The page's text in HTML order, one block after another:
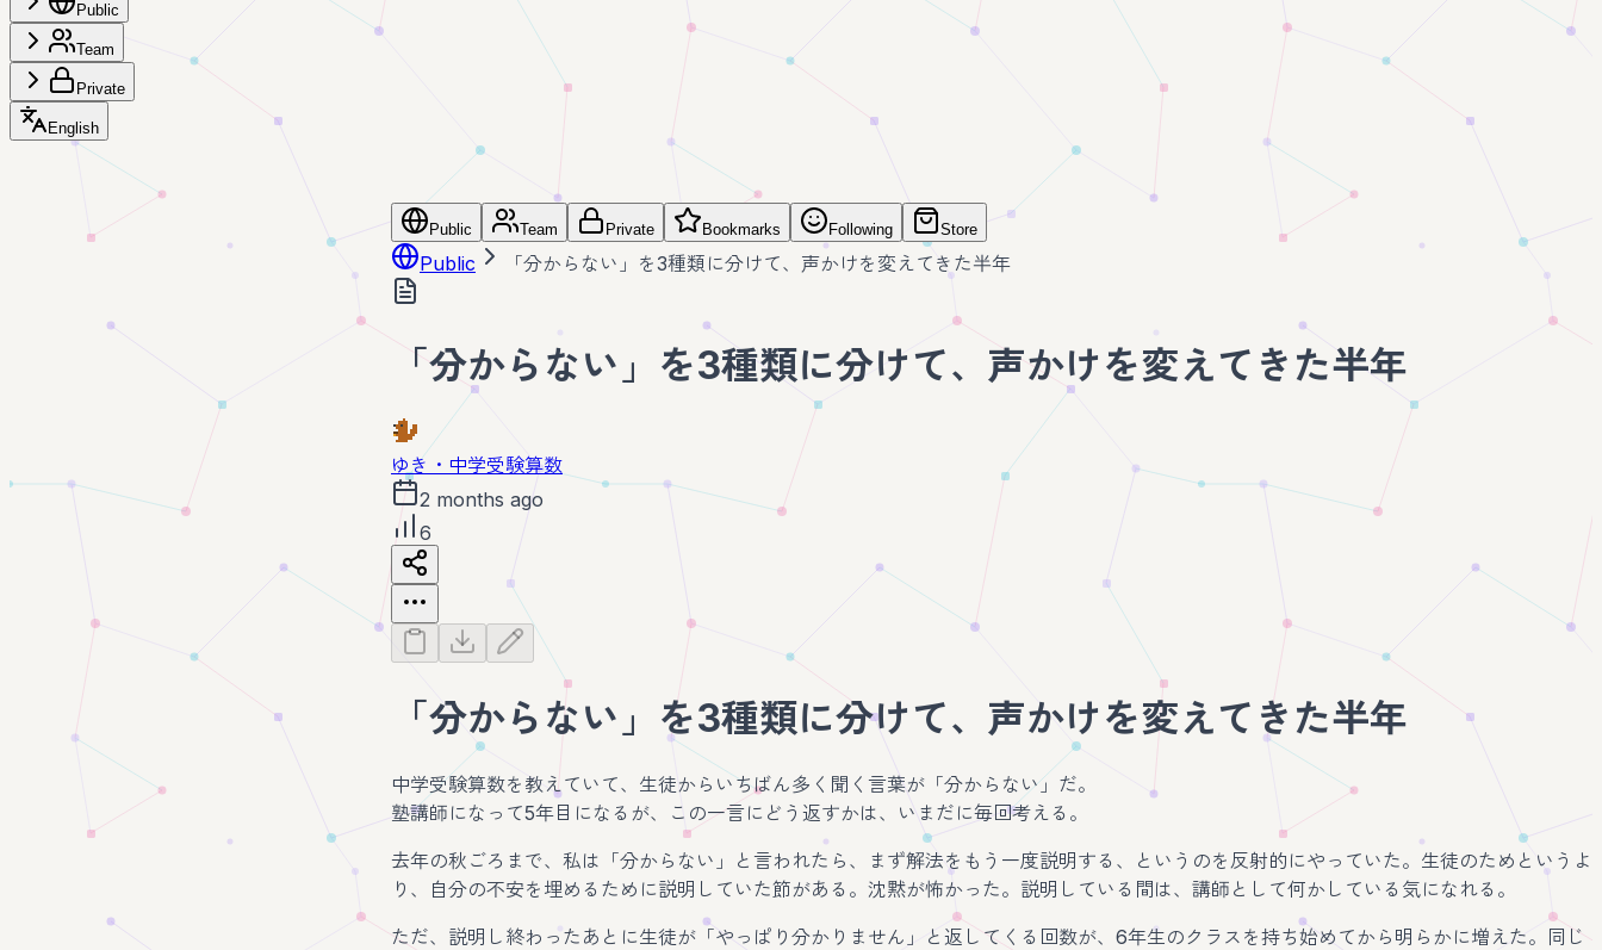
Public
Team
Private
English
Public Team Private Bookmarks Following Store
Public 「分からない」を3種類に分けて、声かけを変えてきた半年
「分からない」を3種類に分けて、声かけを変えてきた半年
ゆき・中学受験算数
2 months ago
6
「分からない」を3種類に分けて、声かけを変えてきた半年
中学受験算数を教えていて、生徒からいちばん多く聞く言葉が「分からない」だ。
塾講師になって5年目になるが、この一言にどう返すかは、いまだに毎回考える。
去年の秋ごろまで、私は「分からない」と言われたら、まず解法をもう一度説明する、というのを反射的にやっていた。生徒のためというよ
り、自分の不安を埋めるために説明していた節がある。沈黙が怖かった。説明している間は、講師として何かしている気になれる。
ただ、説明し終わったあとに生徒が「やっぱり分かりません」と返してくる回数が、6年生のクラスを持ち始めてから明らかに増えた。同じ